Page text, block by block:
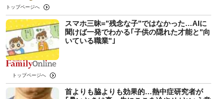
トップページへ
スマホ三昧="残念な子"ではなかった…AIに
聞けば一発でわかる｢子供の隠れた才能と"向
いている職業"｣
トップページへ
首よりも脇よりも効果的…熱中症研究者が